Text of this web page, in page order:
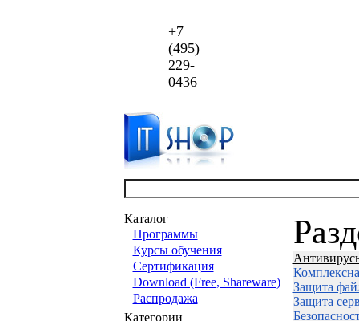
+7
(495)
229-
0436
Каталог
Программы
Курсы обучения
Сертификация
Download (Free, Shareware)
Распродажа
Категории
Защита
Защита